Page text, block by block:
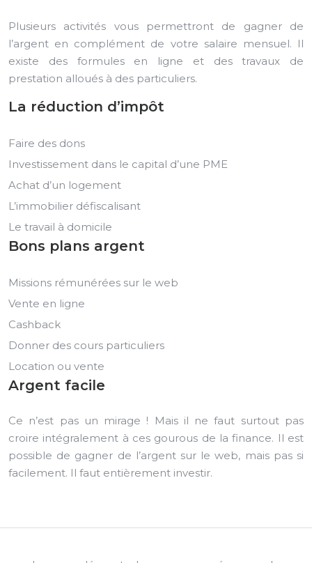
Plusieurs activités vous permettront de gagner de
l’argent en complément de votre salaire mensuel. Il
existe des formules en ligne et des travaux de
prestation alloués à des particuliers.
La réduction d’impôt
Faire des dons
Investissement dans le capital d’une PME
Achat d’un logement
L’immobilier défiscalisant
Le travail à domicile
Bons plans argent
Missions rémunérées sur le web
Vente en ligne
Cashback
Donner des cours particuliers
Location ou vente
Argent facile
Ce n’est pas un mirage ! Mais il ne faut surtout pas
croire intégralement à ces gourous de la finance. Il est
possible de gagner de l’argent sur le web, mais pas si
facilement. Il faut entièrement investir.